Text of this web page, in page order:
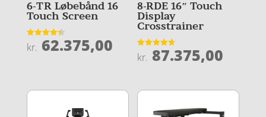
6-TR Løbebånd 16
Touch Screen
Vurderet
4.4
kr. 62.375,00
8-RDE 16″ Touch
Display
Crosstrainer
Vurderet
4.7
kr. 87.375,00